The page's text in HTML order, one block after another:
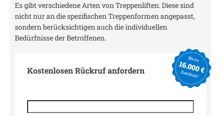
Es gibt verschiedene Arten von Treppenliften. Diese sind
nicht nur an die spezifischen Treppenformen angepasst,
sondern berücksichtigen auch die individuellen
Bedürfnisse der Betroffenen.
Kostenlosen Rückruf anfordern